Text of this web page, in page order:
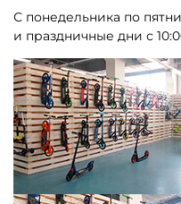
С понедельника по
и праздничные дни с